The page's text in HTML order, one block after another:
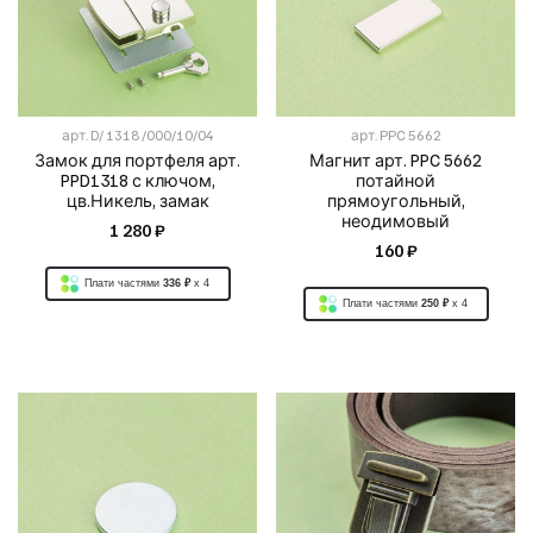
арт. D/ 1318 /000/10/04
Замок для портфеля арт.
PPD1318 с ключом,
цв.Никель, замак
1 280 ₽
Плати частями 336 ₽ x 4
арт. PPC 5662
Магнит арт. PPC 5662
потайной
прямоугольный,
неодимовый
160 ₽
Плати частями 250 ₽ x 4